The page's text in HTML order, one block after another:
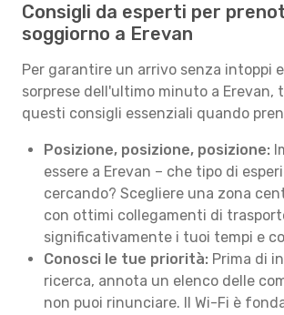
Consigli da esperti per
soggiorno a Erevan
Per garantire un arrivo senza intoppi
sorprese dell'ultimo minuto a Erevan,
questi consigli essenziali quando
Posizione, posizione, posizione:
essere a Erevan – che tipo di
cercando? Scegliere una zona
con ottimi collegamenti di
significativamente i tuoi tempi e
Conosci le tue priorità: Prima di
ricerca, annota un elenco delle
non puoi rinunciare. Il Wi-Fi è